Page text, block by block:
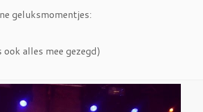
geluksmomentjes:
alles mee gezegd)